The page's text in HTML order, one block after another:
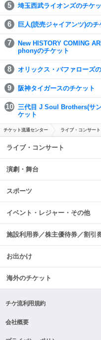
埼玉西武ライオンズのチケ
巨人(読売ジャイアンツ)のチ
New HISTORY COMING
phonyのチケット
オリックス・バファローズ
阪神タイガースのチケット
三代目 J Soul Brothers(サ
ケット
チケット流通センター ライブ・コンサート
ライブ・コンサート
演劇・舞台
スポーツ
イベント・レジャー・その他
施設利用券／株主優待券／割引
お出かけ
海外のチケット
チケ流利用規約
会社概要